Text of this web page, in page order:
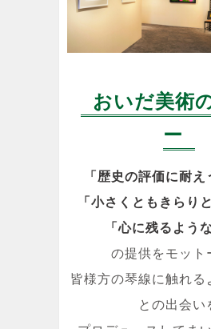
おいだ美術
ー
「歴史の評価に耐え
「小さくともきらり
「心に残るよう
の提供をモット
皆様方の琴線に触れる
との出会い